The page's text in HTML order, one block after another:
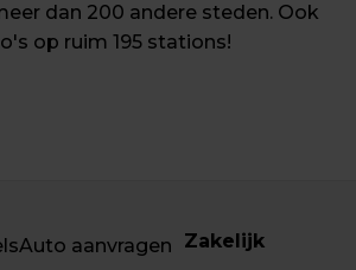
dan 200 andere steden. Ook
op ruim 195 stations!
Auto aanvragen Zakelijk